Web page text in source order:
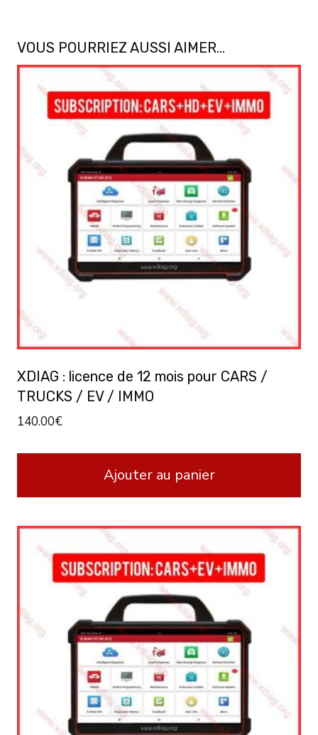
VOUS POURRIEZ AUSSI AIMER…
XDIAG : licence de 12 mois pour CARS /
TRUCKS / EV / IMMO
140.00€
Ajouter au panier